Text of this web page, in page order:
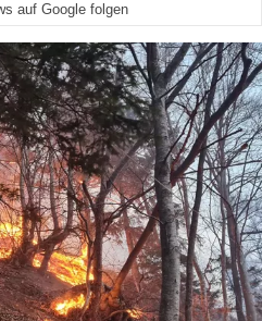
auf Google folgen